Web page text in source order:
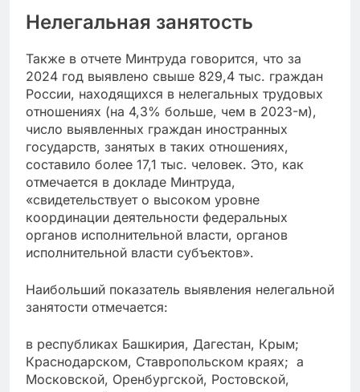
Нелегальная занятость
Также в отчете Минтруда говорится, что за
2024 год выявлено свыше 829,4 тыс. граждан
России, находящихся в нелегальных трудовых
отношениях (на 4,3% больше, чем в 2023-м),
число выявленных граждан иностранных
государств, занятых в таких отношениях,
составило более 17,1 тыс. человек. Это, как
отмечается в докладе Минтруда,
«свидетельствует о высоком уровне
координации деятельности федеральных
органов исполнительной власти, органов
исполнительной власти субъектов».
Наибольший показатель выявления нелегальной
занятости отмечается:
в республиках Башкирия, Дагестан, Крым;
Краснодарском, Ставропольском краях; а
Московской, Оренбургской, Ростовской,